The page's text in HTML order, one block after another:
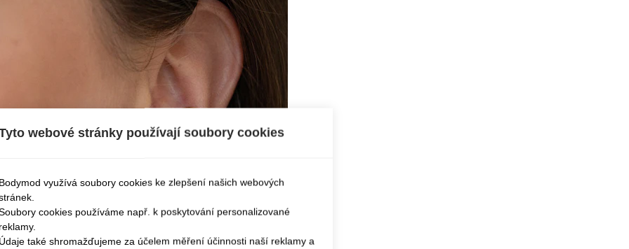
webové stránky používají soubory cookies
využívá soubory cookies ke zlepšení našich webových
cookies používáme např. k poskytování personalizované
také shromažďujeme za účelem měření účinnosti naší reklamy a